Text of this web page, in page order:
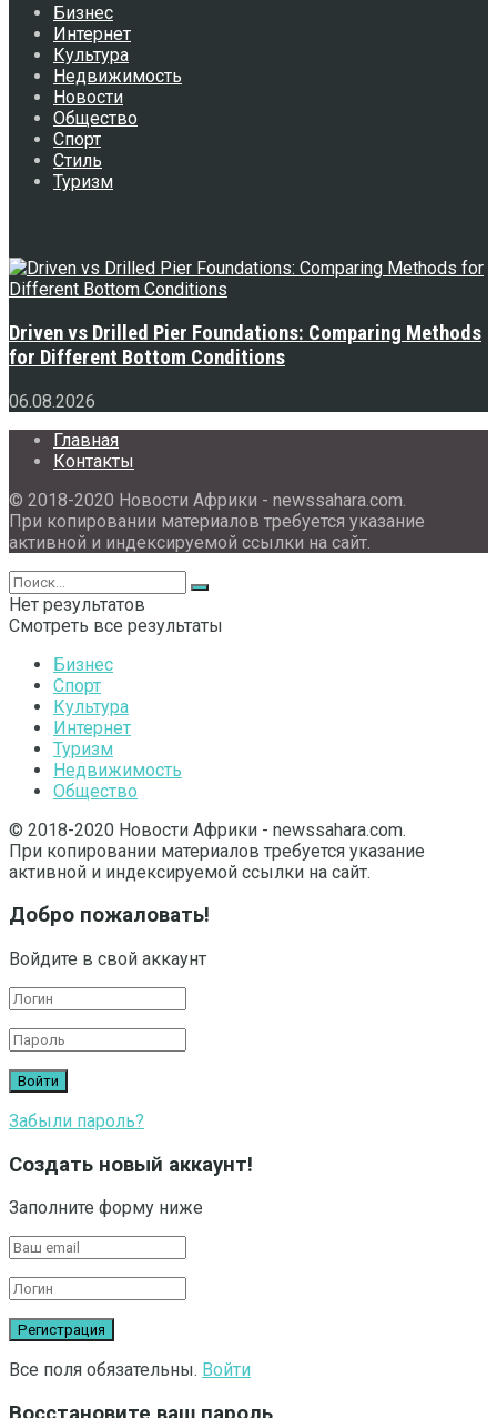
Бизнес
Интернет
Культура
Недвижимость
Новости
Общество
Спорт
Стиль
Туризм
Driven vs Drilled Pier Foundations: Comparing Methods
for Different Bottom Conditions
06.08.2026
Главная
Контакты
© 2018-2020 Новости Африки - newssahara.com.
При копировании материалов требуется указание
активной и индексируемой ссылки на сайт.
Нет результатов
Смотреть все результаты
Бизнес
Спорт
Культура
Интернет
Туризм
Недвижимость
Общество
© 2018-2020 Новости Африки - newssahara.com.
При копировании материалов требуется указание
активной и индексируемой ссылки на сайт.
Добро пожаловать!
Войдите в свой аккаунт
Забыли пароль?
Создать новый аккаунт!
Заполните форму ниже
Все поля обязательны. Войти